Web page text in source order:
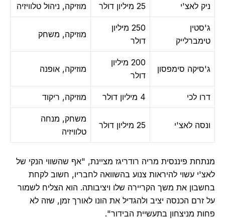
ניק לאצ'י 25 מיליון דולר מוזיקה, ניהול טלוויזיה
ג'סטין
טימברלייק
250 מיליון
דולר
מוזיקה, משחק
ג'סיקה סימפסון
200 מיליון
דולר
מוזיקה, אופנה
דרו לכי 4 מיליון דולר מוזיקה, ריקוד
ונסה לאצ'י 25 מיליון דולר
משחק, מנחה
טלוויזיה
מנתחת פיננסית מריה רודריגז מציינת, "אף שהשווי הנקי של
לאצ'י עשוי להיראות צנוע בהשוואה לחבריו, חשוב לקחת
בחשבון את משך הקריירה שלו ויציבותה. הוא הצליח לשמור
על זרם הכנסה יציב ולהגדיל את הונו לאורך זמן, שזה לא
פחות מניצחון בתעשיית הבידור".